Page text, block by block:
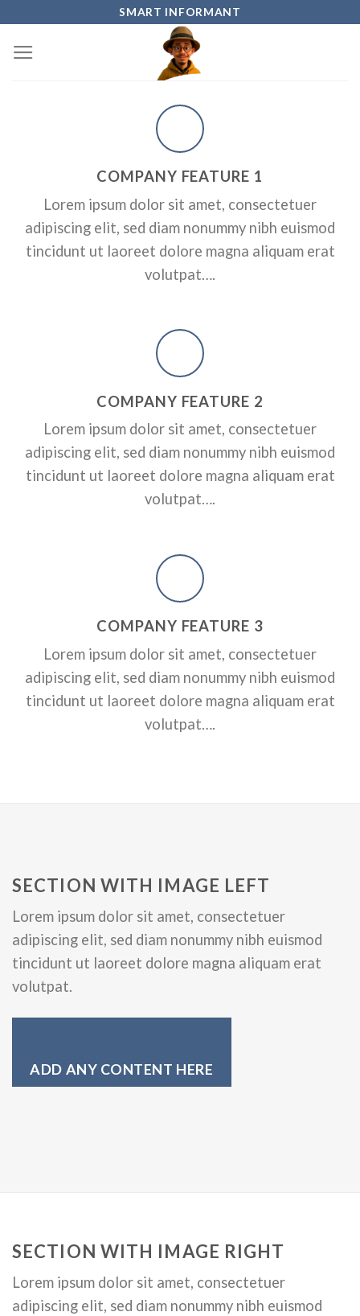
content
SMART INFORMANT
ADD SOME
nonummy nibh euismod
erat volutpat….
ut laoreet dolore magna
COMPANY FEATURE 1
Lorem ipsum dolor sit amet, consectetuer
adipiscing elit, sed diam nonummy nibh euismod
tincidunt ut laoreet dolore magna aliquam erat
volutpat….
COMPANY FEATURE 2
Lorem ipsum dolor sit amet, consectetuer
adipiscing elit, sed diam nonummy nibh euismod
tincidunt ut laoreet dolore magna aliquam erat
volutpat….
COMPANY FEATURE 3
Lorem ipsum dolor sit amet, consectetuer
adipiscing elit, sed diam nonummy nibh euismod
tincidunt ut laoreet dolore magna aliquam erat
volutpat….
SECTION WITH IMAGE LEFT
Lorem ipsum dolor sit amet, consectetuer
adipiscing elit, sed diam nonummy nibh euismod
tincidunt ut laoreet dolore magna aliquam erat
volutpat.
ADD ANY CONTENT HERE
SECTION WITH IMAGE RIGHT
Lorem ipsum dolor sit amet, consectetuer
adipiscing elit, sed diam nonummy nibh euismod